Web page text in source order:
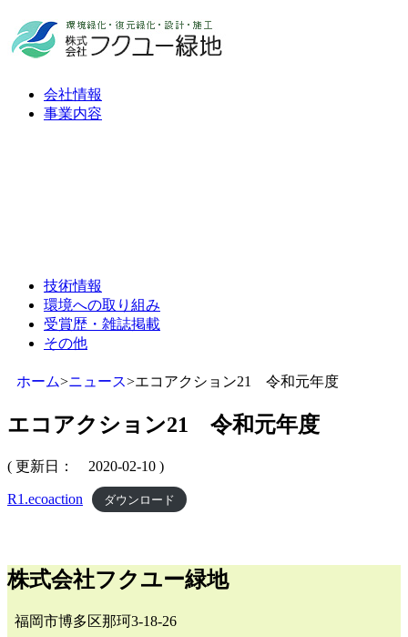
会社情報
事業内容
技術情報
環境への取り組み
受賞歴・雑誌掲載
その他
ホーム>ニュース>エコアクション21 令和元年度
エコアクション21 令和元年度
( 更新日： 2020-02-10 )
R1.ecoaction ダウンロード
株式会社フクユー緑地
福岡市博多区那珂3-18-26